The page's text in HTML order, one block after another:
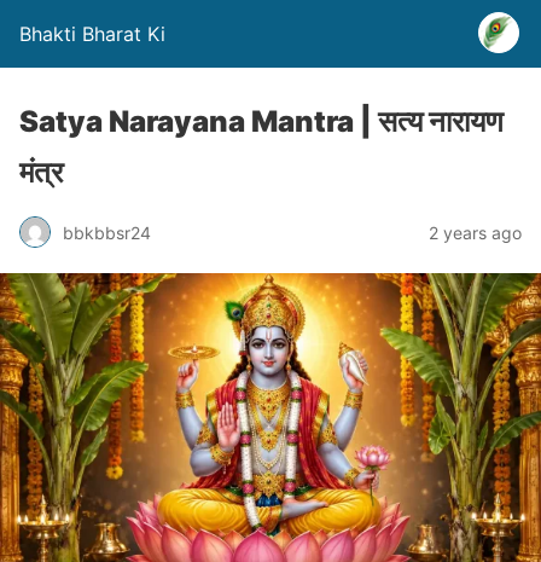
Bhakti Bharat Ki
Satya Narayana Mantra | सत्य नारायण
मंत्र
bbkbbsr24 2 years ago